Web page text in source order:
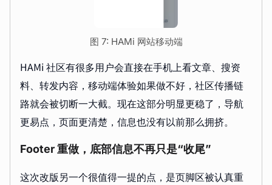
图 7: HAMi 网站移动端
HAMi 社区有很多用户会直接在手机上看文章、搜资
料、转发内容，移动端体验如果做不好，社区传播链
路就会被切断一大截。现在这部分明显更稳了，导航
更易点，页面更清楚，信息也没有以前那么拥挤。
Footer 重做，底部信息不再只是“收尾”
这次改版另一个很值得一提的点，是页脚区被认真重